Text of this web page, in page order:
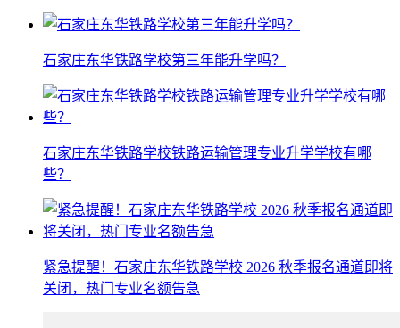
石家庄东华铁路学校第三年能升学吗？
石家庄东华铁路学校铁路运输管理专业升学学校有哪
些？
紧急提醒！石家庄东华铁路学校 2026 秋季报名通道即将
关闭，热门专业名额告急